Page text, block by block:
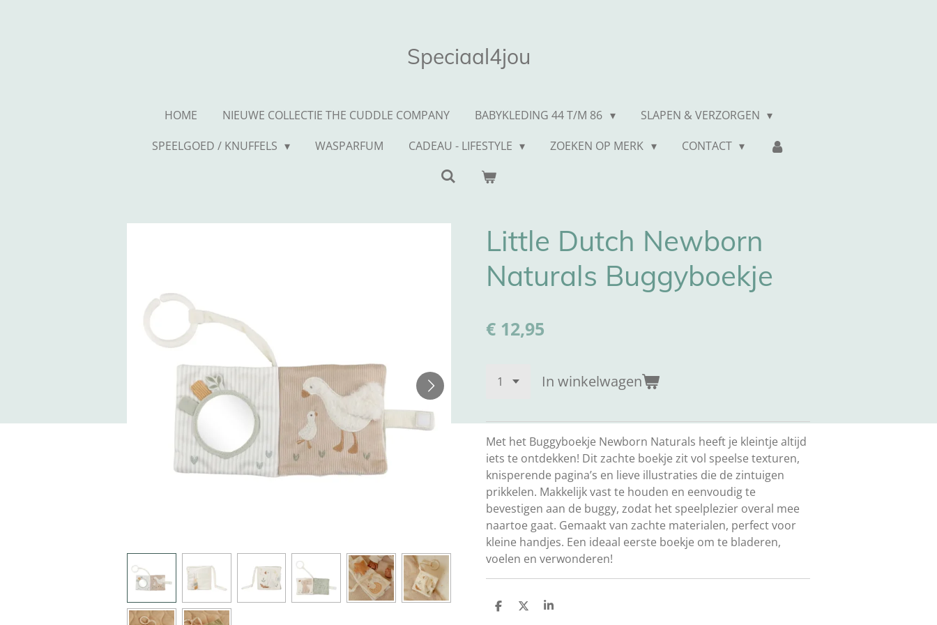
Speciaal4jou
HOME NIEUWE COLLECTIE THE CUDDLE COMPANY BABYKLEDING 44 T/M 86
SLAPEN & VERZORGEN
SPEELGOED / KNUFFELS
WASPARFUM CADEAU - LIFESTYLE ZOEKEN OP MERK CONTACT
Little Dutch Newborn
Naturals Buggyboekje
€ 12,95
In winkelwagen
Met het Buggyboekje Newborn Naturals heeft je kleintje altijd
iets te ontdekken! Dit zachte boekje zit vol speelse texturen,
knisperende pagina’s en lieve illustraties die de zintuigen
prikkelen. Makkelijk vast te houden en eenvoudig te
bevestigen aan de buggy, zodat het speelplezier overal mee
naartoe gaat. Gemaakt van zachte materialen, perfect voor
kleine handjes. Een ideaal eerste boekje om te bladeren,
voelen en verwonderen!
D
D
S